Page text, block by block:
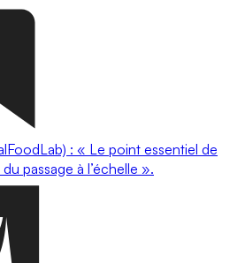
: « Le point essentiel de
passage à l’échelle ».